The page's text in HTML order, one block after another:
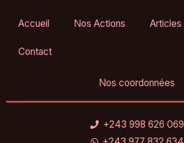
Accueil Nos Actions Articles
Contact
Nos coordonnées
+243 998 626 069